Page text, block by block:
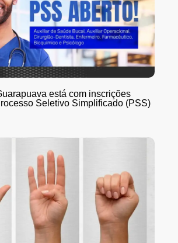
está com inscrições
Seletivo Simplificado (PSS)